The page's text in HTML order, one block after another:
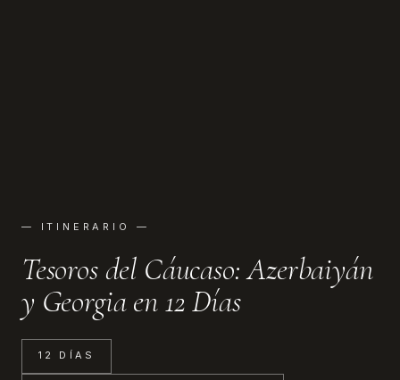
— ITINERARIO —
Tesoros del Cáucaso: Azerbaiyán
y Georgia en 12 Días
12 DÍAS